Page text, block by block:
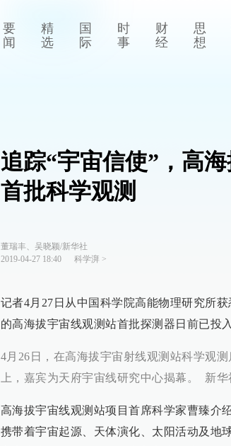
要
闻
精
选
国
际
时
事
财
经
思
想
追踪“宇宙信使”，高
首批科学观测
董瑞丰、吴晓颖/新华社
2019-04-27 18:40
科学湃 >
记者4月27日从中国科学院高能物理研究所
的高海拔宇宙线观测站首批探测器日前已投
4月26日，在高海拔宇宙射线观测站科学观
上，嘉宾为天府宇宙线研究中心揭幕。 新华
高海拔宇宙线观测站项目首席科学家曹臻介
携带着宇宙起源、天体演化、太阳活动及地